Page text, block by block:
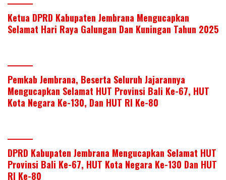
Ketua DPRD Kabupaten Jembrana Mengucapkan
Selamat Hari Raya Galungan Dan Kuningan Tahun 2025
Pemkab Jembrana, Beserta Seluruh Jajarannya
Mengucapkan Selamat HUT Provinsi Bali Ke-67, HUT
Kota Negara Ke-130, Dan HUT RI Ke-80
DPRD Kabupaten Jembrana Mengucapkan Selamat HUT
Provinsi Bali Ke-67, HUT Kota Negara Ke-130 Dan HUT
RI Ke-80